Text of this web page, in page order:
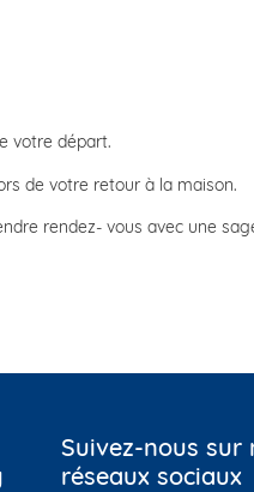
votre départ.
de votre retour à la maison.
rendez- vous avec une
Suivez-nous sur
réseaux sociaux